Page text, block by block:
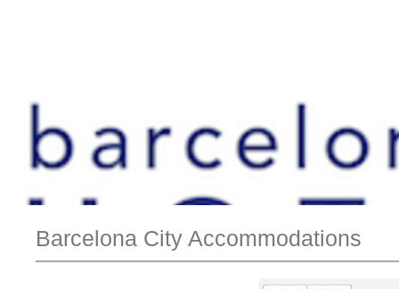
Barcelona City Accommodations